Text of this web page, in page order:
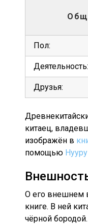
Пол:
Деятельность:
Друзья:
китаец,
изображён в
помощью Нууру
О его внешнем
книге. В ней
чёрной